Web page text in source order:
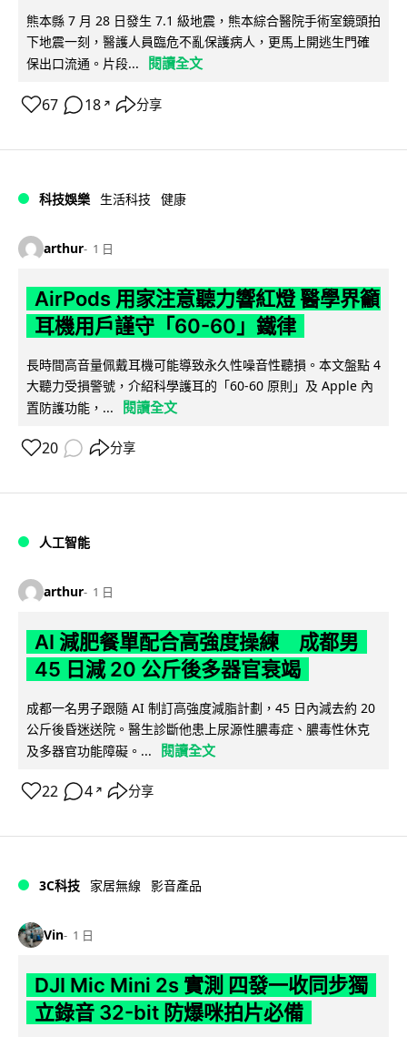
熊本縣 7 月 28 日發生 7.1 級地震，熊本綜合醫院手術室鏡頭拍
下地震一刻，醫護人員臨危不亂保護病人，更馬上開逃生門確
保出口流通。片段...
閱讀全文
67 18 ↗ 分享
科技娛樂 生活科技 健康
arthur 1 日
AirPods 用家注意聽力響紅燈 醫學界籲
耳機用戶謹守「60-60」鐵律
長時間高音量佩戴耳機可能導致永久性噪音性聽損。本文盤點 4
大聽力受損警號，介紹科學護耳的「60-60 原則」及 Apple 內
置防護功能，...
閱讀全文
20 分享
人工智能
arthur 1 日
AI 減肥餐單配合高強度操練 成都男
45 日減 20 公斤後多器官衰竭
成都一名男子跟隨 AI 制訂高強度減脂計劃，45 日內減去約 20
公斤後昏迷送院。醫生診斷他患上尿源性膿毒症、膿毒性休克
及多器官功能障礙。...
閱讀全文
22 4 ↗ 分享
3C科技 家居無線 影音產品
Vin 1 日
DJI Mic Mini 2s 實測 四發一收同步獨
立錄音 32-bit 防爆咪拍片必備